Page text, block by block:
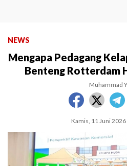
NEWS
Mengapa Pedagang
Benteng Rotterdam
Muhammad
Kamis, 11 Juni